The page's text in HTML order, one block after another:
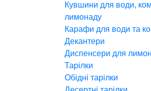
Кувшини для води,
лимонаду
Карафи для води та
Декантери
Диспенсери для
Тарілки
Обідні тарілки